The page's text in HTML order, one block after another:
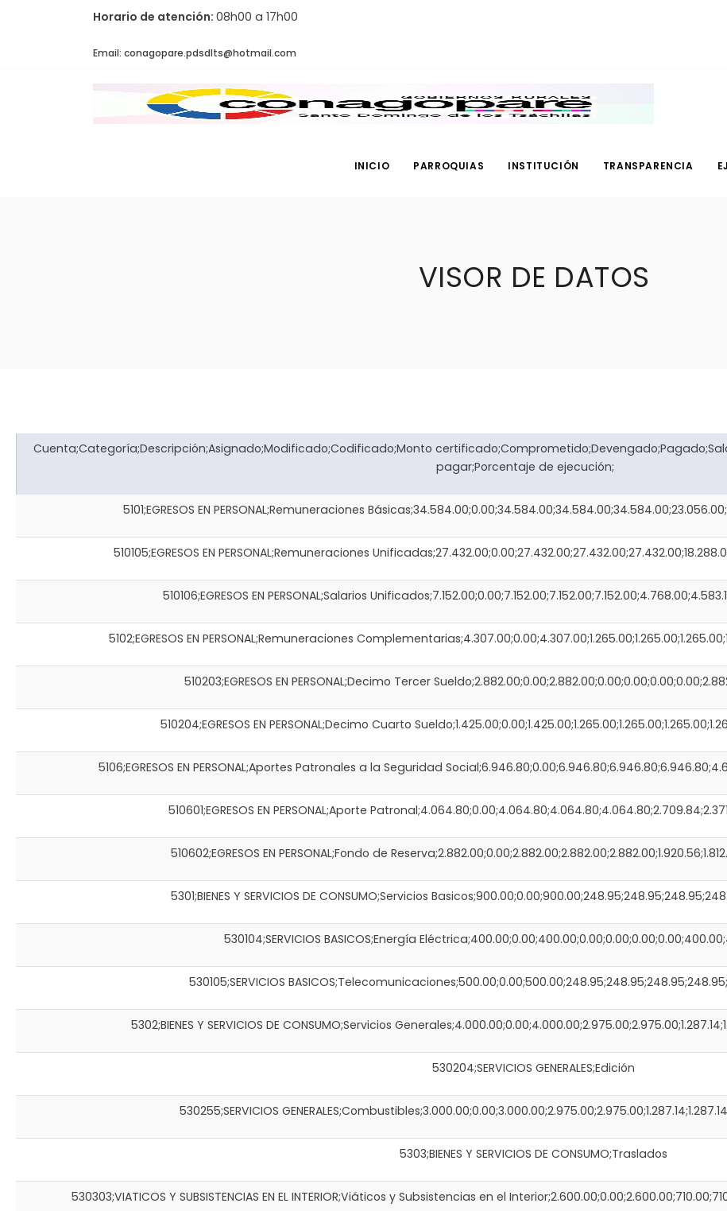
Horario de atención: 08h00 a 17h00
Email: conagopare.pdsdlts@hotmail.com
INICIO PARROQUIAS INSTITUCIÓN TRANSPARENCIA
VISOR DE DATOS
Cuenta;Categoría;Descripción;Asignado;Modificado;Codificado;Monto
pagar;Porcentaje de ejecución;
5101;EGRESOS EN PERSONAL;Remuneraciones
510105;EGRESOS EN PERSONAL;Remuneraciones
510106;EGRESOS EN PERSONAL;Salarios
5102;EGRESOS EN PERSONAL;Remuneraciones
510203;EGRESOS EN PERSONAL;Decimo Tercer
510204;EGRESOS EN PERSONAL;Decimo Cuarto
5106;EGRESOS EN PERSONAL;Aportes Patronales a la Seguridad
510601;EGRESOS EN PERSONAL;Aporte
510602;EGRESOS EN PERSONAL;Fondo de
5301;BIENES Y SERVICIOS DE CONSUMO;Servicios
530104;SERVICIOS BASICOS;Energía
530105;SERVICIOS
5302;BIENES Y SERVICIOS DE CONSUMO;Servicios
530204;SERVICIOS GENERALES;Edición
530255;SERVICIOS
5303;BIENES Y SERVICIOS DE CONSUMO;Traslados
530303;VIATICOS Y SUBSISTENCIAS EN EL INTERIOR;Viáticos y Subsistencias en el